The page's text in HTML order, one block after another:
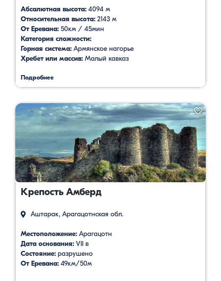
Абсалютная высота: 4094 м
Относительная высота: 2143 м
От Еревана: 50км / 45мин
Категория сложности:
Горная система: Армянское нагорье
Хребет или массив: Малый кавказ
Подробнее
Крепость Амберд
Аштарак, Арагацотнская обл.
Местоположение: Арагацотн
Дата основания: VII в
Состояние: разрушено
От Еревана: 49км/50м